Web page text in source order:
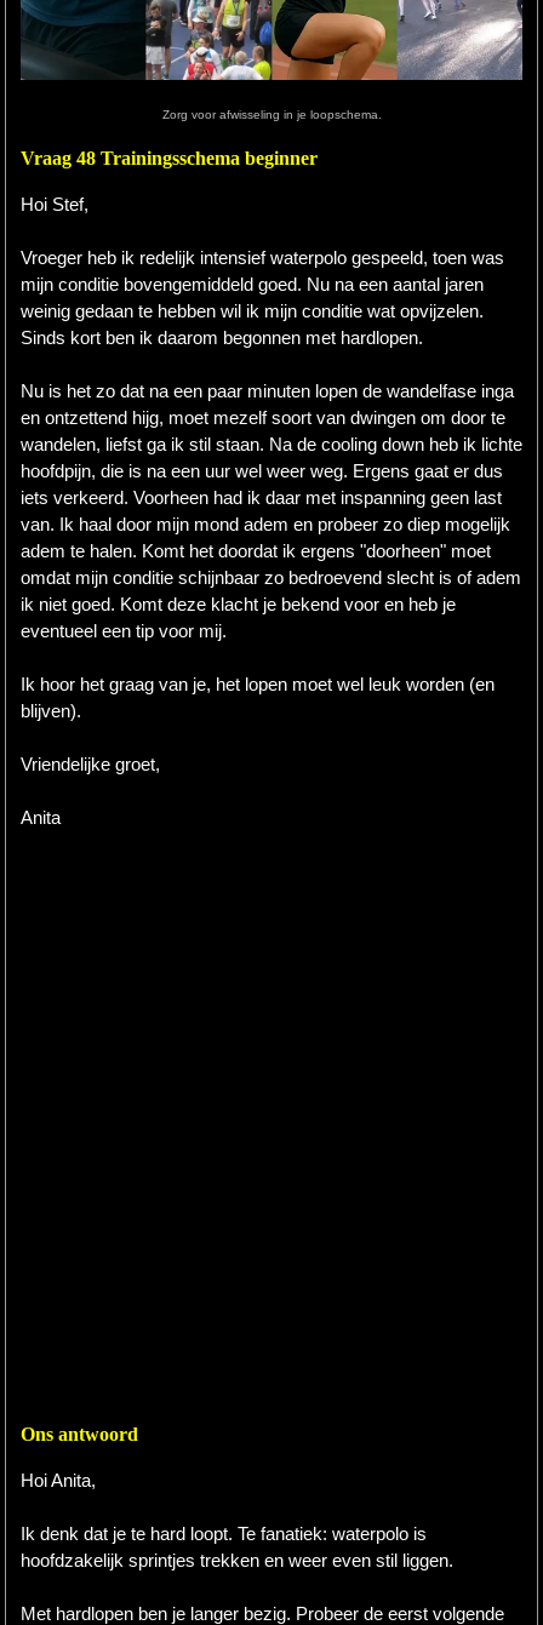
Hardlopen
Zorg voor afwisseling in je loopschema.
Vraag 48 Trainingsschema beginner
Hoi Stef,
Vroeger heb ik redelijk intensief waterpolo gespeeld, toen was
mijn conditie bovengemiddeld goed. Nu na een aantal jaren
weinig gedaan te hebben wil ik mijn conditie wat opvijzelen.
Sinds kort ben ik daarom begonnen met hardlopen.
Nu is het zo dat na een paar minuten lopen de wandelfase inga
en ontzettend hijg, moet mezelf soort van dwingen om door te
wandelen, liefst ga ik stil staan. Na de cooling down heb ik lichte
hoofdpijn, die is na een uur wel weer weg. Ergens gaat er dus
iets verkeerd. Voorheen had ik daar met inspanning geen last
van. Ik haal door mijn mond adem en probeer zo diep mogelijk
adem te halen. Komt het doordat ik ergens "doorheen" moet
omdat mijn conditie schijnbaar zo bedroevend slecht is of adem
ik niet goed. Komt deze klacht je bekend voor en heb je
eventueel een tip voor mij.
Ik hoor het graag van je, het lopen moet wel leuk worden (en
blijven).
Vriendelijke groet,
Anita
Ons antwoord
Hoi Anita,
Ik denk dat je te hard loopt. Te fanatiek: waterpolo is
hoofdzakelijk sprintjes trekken en weer even stil liggen.
Met hardlopen ben je langer bezig. Probeer de eerst volgende